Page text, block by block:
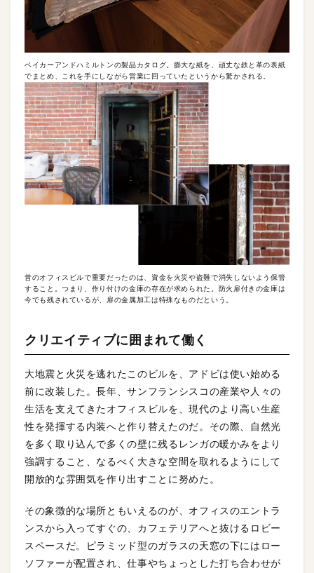
ベイカーアンドハミルトンの製品カタログ。膨大な紙を、頑丈な鉄と革の表紙
でまとめ、これを手にしながら営業に回っていたというから驚かされる。
昔のオフィスビルで重要だったのは、資金を火災や盗難で消失しないよう保管
すること。つまり、作り付けの金庫の存在が求められた。防火扉付きの金庫は
今でも残されているが、扉の金属加工は特殊なものだという。
クリエイティブに囲まれて働く
大地震と火災を逃れたこのビルを、アドビは使い始める
前に改装した。長年、サンフランシスコの産業や人々の
生活を支えてきたオフィスビルを、現代のより高い生産
性を発揮する内装へと作り替えたのだ。その際、自然光
を多く取り込んで多くの壁に残るレンガの暖かみをより
強調すること、なるべく大きな空間を取れるようにして
開放的な雰囲気を作り出すことに努めた。
その象徴的な場所ともいえるのが、オフィスのエントラ
ンスから入ってすぐの、カフェテリアへと抜けるロビー
スペースだ。ピラミッド型のガラスの天窓の下にはロー
ソファーが配置され、仕事やちょっとした打ち合わせが